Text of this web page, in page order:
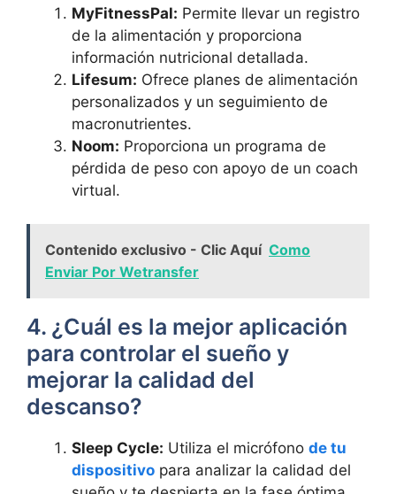
MyFitnessPal: Permite llevar un registro
de la alimentación y proporciona
información nutricional detallada.
Lifesum: Ofrece planes de alimentación
personalizados y un seguimiento de
macronutrientes.
Noom: Proporciona un programa de
pérdida de peso con apoyo de un coach
virtual.
Contenido exclusivo - Clic Aquí Como
Enviar Por Wetransfer
4. ¿Cuál es la mejor aplicación
para controlar el sueño y
mejorar la calidad del
descanso?
Sleep Cycle: Utiliza el micrófono de tu
dispositivo para analizar la calidad del